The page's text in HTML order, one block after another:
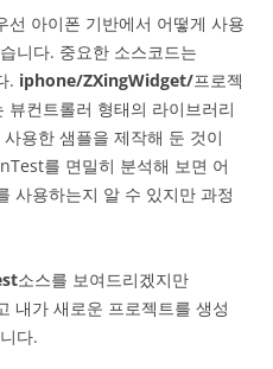
선 아이폰 기반에서 어떻게 사용
니다. 중요한 소스코드는
. iphone/ZXingWidget/프로젝
뷰컨트롤러 형태의 라이브러리
용한 샘플을 제작해 둔 것이
를 면밀히 분석해 보면 어
사용하는지 알 수 있지만 과정
소스를 보여드리겠지만
내가 새로운 프로젝트를 생성
다.